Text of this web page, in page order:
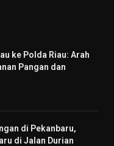
ke Polda Riau: Arah
Pangan dan
di Pekanbaru,
di Jalan Durian